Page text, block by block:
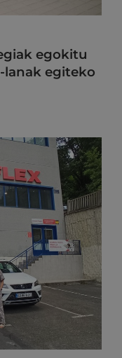
egokitu
egiteko